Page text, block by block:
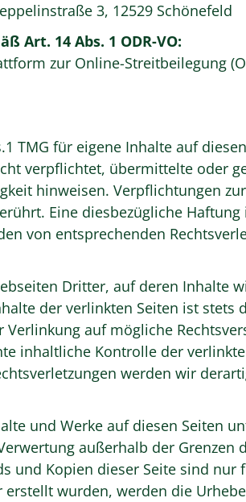
3, 12529 Schönefeld
Art. 14 Abs. 1 ODR-VO:
zur Online-Streitbeilegung
TMG für eigene Inhalte auf
verpflichtet, übermittelte oder
hinweisen. Verpflichtungen
Eine diesbezügliche
von entsprechenden
Dritter, auf deren
der verlinkten Seiten ist
auf mögliche
inhaltliche Kontrolle der
werden wir
und Werke auf diesen Seiten
außerhalb der
und Kopien dieser Seite sind
wurden, werden die